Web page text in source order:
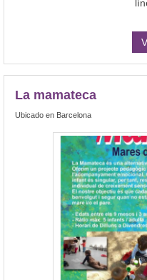
La mamateca
Ubicado en Barcelona